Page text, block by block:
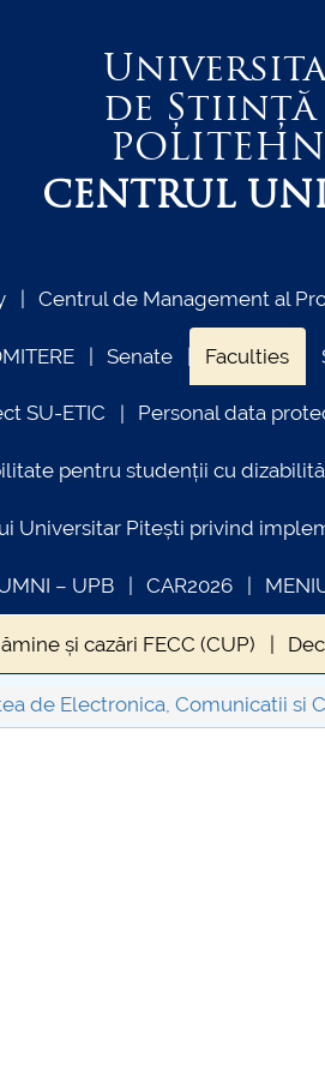
de
CENTRUL
Centrul de Management al
Senate Faculties
SU-ETIC Personal data
pentru studenții cu
Universitar Pitești privind
– UPB CAR2026
și cazări FECC (CUP)
de Electronica, Comunicatii si